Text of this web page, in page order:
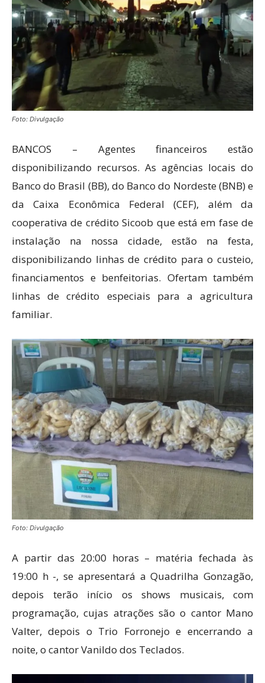
Foto: Divulgação
BANCOS – Agentes financeiros estão
disponibilizando recursos. As agências locais do
Banco do Brasil (BB), do Banco do Nordeste (BNB) e
da Caixa Econômica Federal (CEF), além da
cooperativa de crédito Sicoob que está em fase de
instalação na nossa cidade, estão na festa,
disponibilizando linhas de crédito para o custeio,
financiamentos e benfeitorias. Ofertam também
linhas de crédito especiais para a agricultura
familiar.
Foto: Divulgação
A partir das 20:00 horas – matéria fechada às
19:00 h -, se apresentará a Quadrilha Gonzagão,
depois terão início os shows musicais, com
programação, cujas atrações são o cantor Mano
Valter, depois o Trio Forronejo e encerrando a
noite, o cantor Vanildo dos Teclados.